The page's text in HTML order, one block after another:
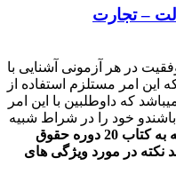
در هر آزمونی آشنایی با
امر مستلزم استفاده از
که داوطلبین با این امر
خود را در شراط شبیه
جهت سهولت مراجعه به کتاب 20 دوره حقوق
نکته در مورد ویژگی های